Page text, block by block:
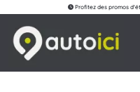
Profitez des promos